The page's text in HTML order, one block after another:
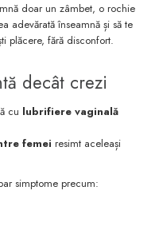
doar un zâmbet, o rochie
adevărată înseamnă și să te
plăcere, fără disconfort.
decât crezi
cu lubrifiere vaginală
femei resimt aceleași
simptome precum: